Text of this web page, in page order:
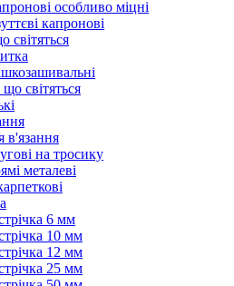
особливо міцні
капронові
світяться
світяться
в'язання
на тросику
металеві
6 мм
10 мм
12 мм
25 мм